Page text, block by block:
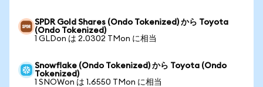
SPDR Gold Shares (Ondo Tokenized) から Toyota
(Ondo Tokenized)
1 GLDon は 2.0302 TMon に相当
Snowflake (Ondo Tokenized) から Toyota (Ondo
Tokenized)
1 SNOWon は 1.6550 TMon に相当